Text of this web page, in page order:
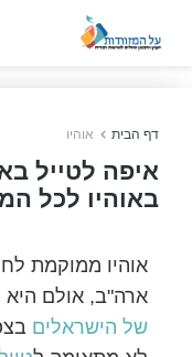
דף הבית אוהיו
איפה לטייל
באוהיו לכל
אוהיו ממוקמת
ארה"ב, אולם
של הישראלים